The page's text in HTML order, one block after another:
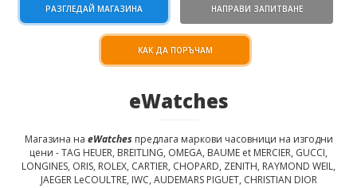
РАЗГЛЕДАЙ МАГАЗИНА НАПРАВИ ЗАПИТВАНЕ
КАК ДА ПОРЪЧАМ
eWatches
Магазина на eWatchesпредлага маркови часовници на изгодни
цени - TAG HEUER, BREITLING, OMEGA, BAUME et MERCIER, GUCCI,
LONGINES, ORIS, ROLEX, CARTIER, CHOPARD, ZENITH, RAYMOND WEIL,
JAEGER LeCOULTRE, IWC, AUDEMARS PIGUET, CHRISTIAN DIOR